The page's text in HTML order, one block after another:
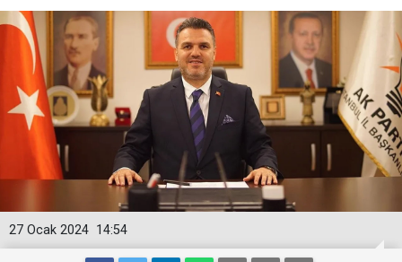
14:54
27 Ocak 2024